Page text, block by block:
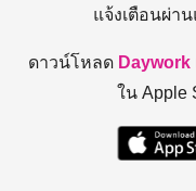
แจ้งเตือนผ่า
ดาวน์โหลด Daywork
ใน Apple